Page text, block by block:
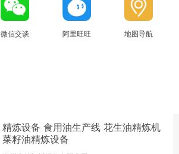
微信交谈 阿里旺旺 地图导航
精炼设备 食用油生产线 花生油精炼机
菜籽油精炼设备